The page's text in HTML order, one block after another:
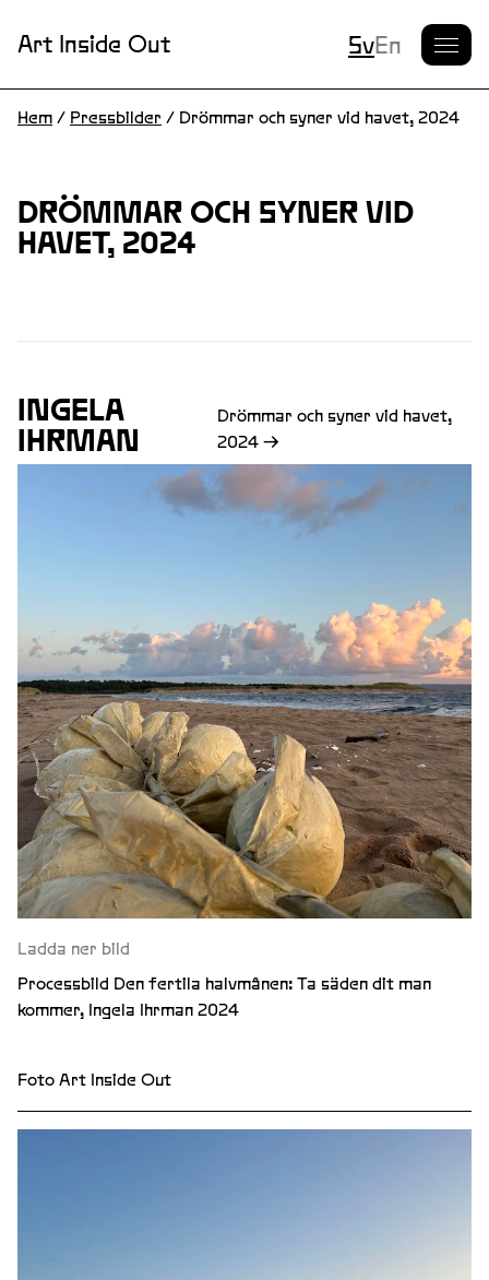
Art Inside Out Nuvarande
SvEn
Hem / Pressbilder / Drömmar och syner vid havet, 2024
DRÖMMAR OCH SYNER VID
HAVET, 2024
INGELA
IHRMAN
Drömmar och syner vid havet,
2024→
Ladda ner bild
Processbild Den fertila halvmånen: Ta säden dit man
kommer, Ingela Ihrman 2024
Foto Art Inside Out